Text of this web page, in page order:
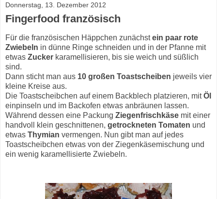
Donnerstag, 13. Dezember 2012
Fingerfood französisch
Für die französischen Häppchen zunächstein paar rote
Zwiebeln in dünne Ringe schneiden und in der Pfanne mit
etwas Zucker karamellisieren, bis sie weich und süßlich
sind.
Dann sticht man aus 10 großen Toastscheiben jeweils vier
kleine Kreise aus.
Die Toastscheibchen auf einem Backblech platzieren, mitÖl
einpinseln und im Backofen etwas anbräunen lassen.
Während dessen eine Packung Ziegenfrischkäse mit einer
handvoll klein geschnittenen, getrockneten Tomaten und
etwas Thymian vermengen. Nun gibt man auf jedes
Toastscheibchen etwas von der Ziegenkäsemischung und
ein wenig karamellisierte Zwiebeln.